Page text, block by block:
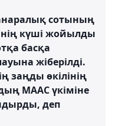
сотының
күші жойылды
басқа
жіберілді.
заңды өкілінің
МААС үкіміне
деп